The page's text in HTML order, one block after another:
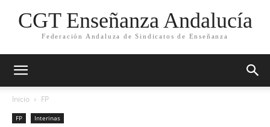
CGT Enseñanza Andalucía
Federación Andaluza de Sindicatos de Enseñanza
Inicio FP
FP Interinas